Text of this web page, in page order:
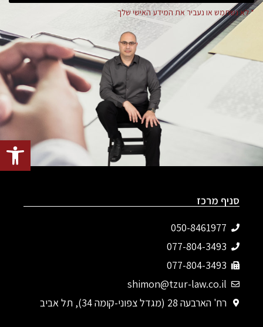
פתח
* לא נשתמש או נעביר את המידע האישי שלך
סניף מרכז
050-8461977
077-804-3493‬
077-804-3493
shimon@tzur-law.co.il
רח' הארבעה 28 (מגדל צפוני-קומה 34), תל אביב